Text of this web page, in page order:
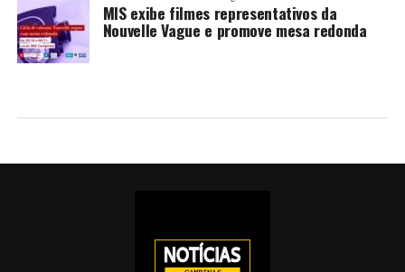
MIS exibe filmes representativos da
Nouvelle Vague e promove mesa redonda